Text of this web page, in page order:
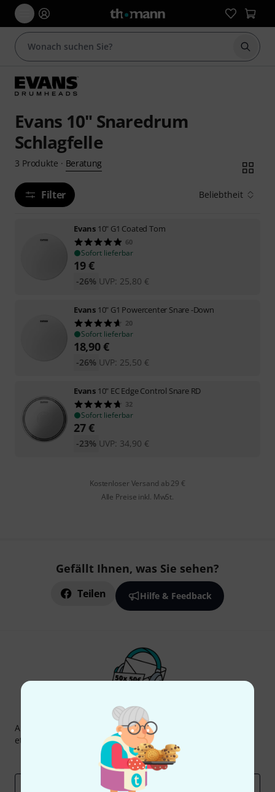
Suche
Evans 10" Snaredrum
Schlagfelle
3 Produkte · Beratung
Filter Beliebtheit
Evans 10" G1 Coated Tom
60
Sofort lieferbar
19€
UVP: 25,80 €
-26%
Evans 10" G1 Powercenter Snare -Down
20
Sofort lieferbar
18,90€
UVP: 25,50 €
-26%
Evans 10" EC Edge Control Snare RD
32
Sofort lieferbar
27€
UVP: 34,90 €
-23%
Kostenloser Versand ab 29 €
Alle Preise inkl. MwSt.
Gefällt Ihnen, was Sie sehen?
Teilen Hilfe & Feedback
Thomann Newsletter
Abonniere den Thomann Newsletter und gewinne mit
etwas Glück einen von50 Gutscheinen
Inspirierende Beiträge
Deals